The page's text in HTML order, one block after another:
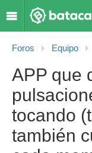
Foros Equipo
APP que
tocando
también